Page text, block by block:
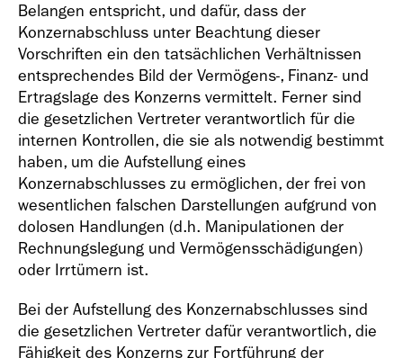
Belangen entspricht, und dafür, dass der
Konzernabschluss unter Beachtung dieser
Vorschriften ein den tatsächlichen Verhältnissen
entsprechendes Bild der Vermögens-, Finanz- und
Ertragslage des Konzerns vermittelt. Ferner sind
die gesetzlichen Vertreter verantwortlich für die
internen Kontrollen, die sie als notwendig bestimmt
haben, um die Aufstellung eines
Konzernabschlusses zu ermöglichen, der frei von
wesentlichen falschen Darstellungen aufgrund von
dolosen Handlungen (d.h. Manipulationen der
Rechnungslegung und Vermögensschädigungen)
oder Irrtümern ist.
Bei der Aufstellung des Konzernabschlusses sind
die gesetzlichen Vertreter dafür verantwortlich, die
Fähigkeit des Konzerns zur Fortführung der